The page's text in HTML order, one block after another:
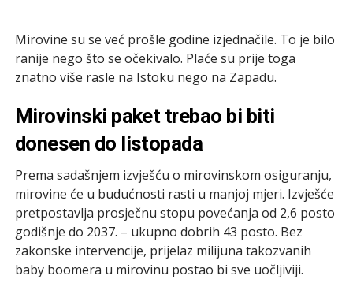
Mirovine su se već prošle godine izjednačile. To je bilo
ranije nego što se očekivalo. Plaće su prije toga
znatno više rasle na Istoku nego na Zapadu.
Mirovinski paket trebao bi biti
donesen do listopada
Prema sadašnjem izvješću o mirovinskom osiguranju,
mirovine će u budućnosti rasti u manjoj mjeri. Izvješće
pretpostavlja prosječnu stopu povećanja od 2,6 posto
godišnje do 2037. – ukupno dobrih 43 posto. Bez
zakonske intervencije, prijelaz milijuna takozvanih
baby boomera u mirovinu postao bi sve uočljiviji.